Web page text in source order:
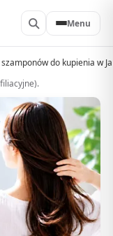
Menu
do kupienia w